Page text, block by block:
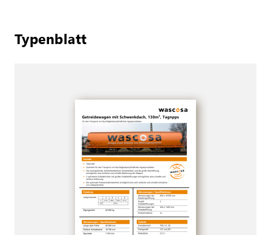
Typenblatt